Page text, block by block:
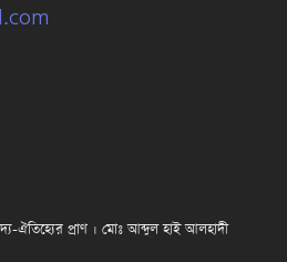
ঐতিহ্যের প্রাণ । মোঃ আব্দুল হাই আলহাদী